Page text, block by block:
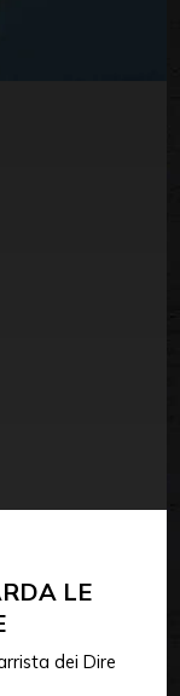
LE
dei Dire